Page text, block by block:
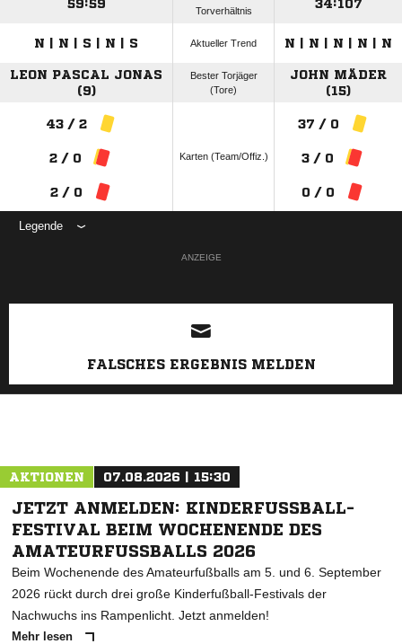
59:59
Torverhältnis
34:107
N | N | S | N | S Aktueller Trend N | N | N | N | N
LEON PASCAL JONAS
(9)
Bester Torjäger
(Tore)
JOHN MÄDER
(15)
43 / 2
2 / 0
2 / 0
Karten (Team/Offiz.)
37 / 0
3 / 0
0 / 0
Legende
ANZEIGE
FALSCHES ERGEBNIS MELDEN
AKTIONEN 07.08.2026 | 15:30
JETZT ANMELDEN: KINDERFUSSBALL-F
ESTIVAL BEIM WOCHENENDE DES A
MATEURFUSSBALLS 2026
Beim Wochenende des Amateurfußballs am 5. und 6. September
2026 rückt durch drei große Kinderfußball-Festivals der
Nachwuchs ins Rampenlicht. Jetzt anmelden!
Mehr lesen